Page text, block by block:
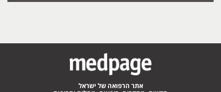
אתר הרפואה של ישראל